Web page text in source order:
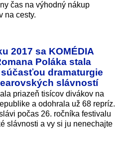
čas na výhodný nákup
na cesty.
2017 sa KOMÉDIA
Poláka stala
dramaturgie
slávností
priazeň tisícov divákov na
a odohrala už 68 repríz.
počas 26. ročníka festivalu
slávnosti a vy si ju nenechajte